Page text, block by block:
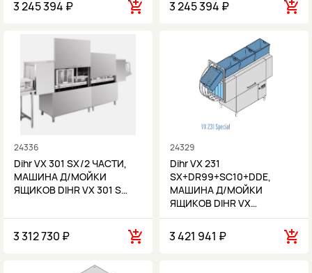
3 245 394 ₽ 3 245 394 ₽
24336
Dihr VX 301 SX/2 ЧАСТИ,
МАШИНА Д/МОЙКИ
ЯЩИКОВ DIHR VX 301 S…
3 312 730 ₽
24329
Dihr VX 231
SX+DR99+SC10+DDE,
МАШИНА Д/МОЙКИ
ЯЩИКОВ DIHR VX…
3 421 941 ₽